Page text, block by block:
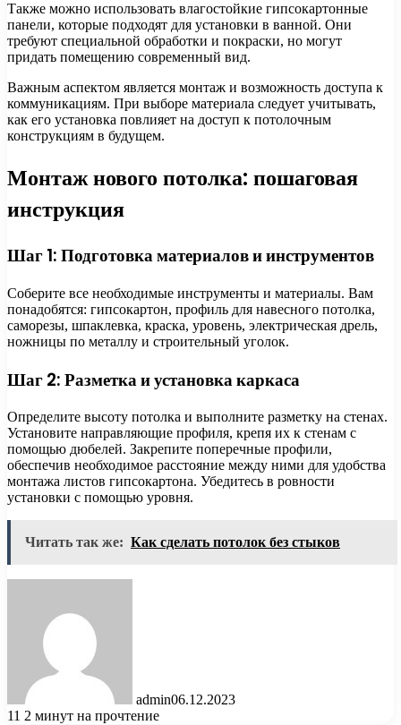
Также можно использовать влагостойкие гипсокартонные
панели, которые подходят для установки в ванной. Они
требуют специальной обработки и покраски, но могут
придать помещению современный вид.
Важным аспектом является монтаж и возможность доступа к
коммуникациям. При выборе материала следует учитывать,
как его установка повлияет на доступ к потолочным
конструкциям в будущем.
Монтаж нового потолка: пошаговая
инструкция
Шаг 1: Подготовка материалов и инструментов
Соберите все необходимые инструменты и материалы. Вам
понадобятся: гипсокартон, профиль для навесного потолка,
саморезы, шпаклевка, краска, уровень, электрическая дрель,
ножницы по металлу и строительный уголок.
Шаг 2: Разметка и установка каркаса
Определите высоту потолка и выполните разметку на стенах.
Установите направляющие профиля, крепя их к стенам с
помощью дюбелей. Закрепите поперечные профили,
обеспечив необходимое расстояние между ними для удобства
монтажа листов гипсокартона. Убедитесь в ровности
установки с помощью уровня.
Читать так же: Как сделать потолок без стыков
admin06.12.2023
11 2 минут на прочтение